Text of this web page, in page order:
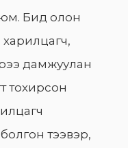
Бид олон
дамжуулан
тохирсон
тээвэр,